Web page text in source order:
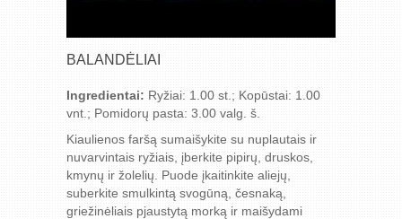
BALANDĖLIAI
Ingredientai: Ryžiai: 1.00 st.; Kopūstai: 1.00
vnt.; Pomidorų pasta: 3.00 valg. š.
Kiaulienos faršą sumaišykite su nuplautais ir
nuvarvintais ryžiais, įberkite pipirų, druskos,
kmynų ir žolelių. Puode įkaitinkite aliejų,
suberkite smulkintą svogūną, česnaką,
griežinėliais pjaustytą morką ir maišydami